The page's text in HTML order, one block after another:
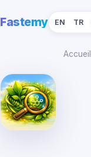
Fastemy EN TR
Accueil